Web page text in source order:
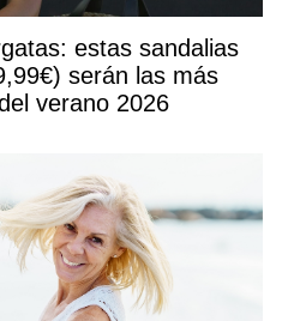
estas sandalias
serán las más
verano 2026